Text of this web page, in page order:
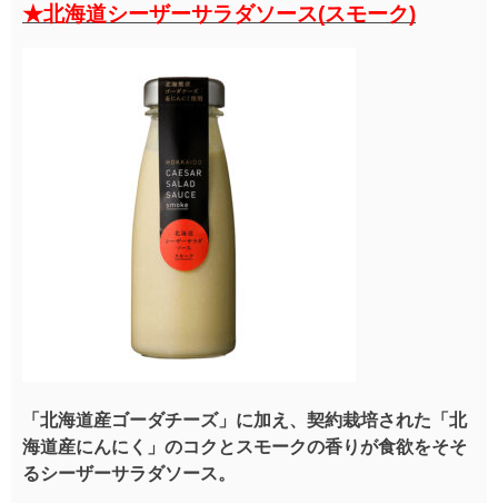
★北海道シーザーサラダソース(スモーク)
「北海道産ゴーダチーズ」に加え、契約栽培された「北
海道産にんにく」のコクとスモークの香りが食欲をそそ
るシーザーサラダソース。